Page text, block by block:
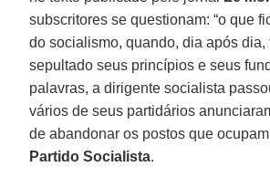
subscritores se questionam: “o que
do socialismo, quando, dia após dia,
sepultado seus princípios e seus
palavras, a dirigente socialista
vários de seus partidários
de abandonar os postos que
Partido Socialista.